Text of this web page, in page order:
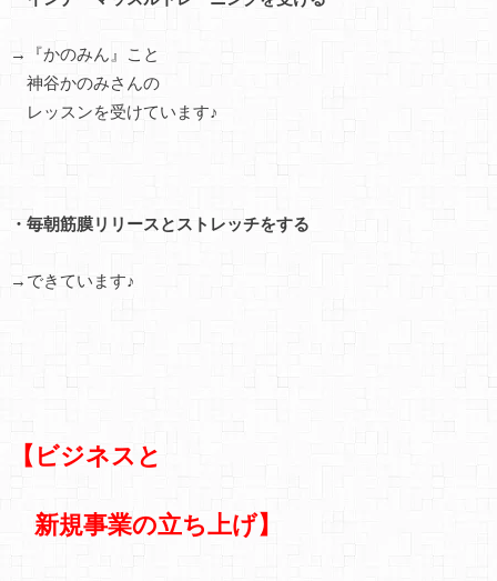
→『かのみん』こと
神谷かのみさんの
レッスンを受けています♪
・毎朝筋膜リリースとストレッチをする
→できています♪
【ビジネスと
新規事業の立ち上げ】